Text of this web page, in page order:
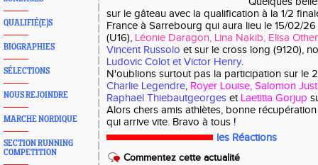
QUALIFIÉ(E)S
BIOGRAPHIES
SÉLECTIONS
NOUS REJOINDRE
MARCHE NORDIQUE
SECTION RUNNING
COMPETITION
sur le gâteau avec la qualification à la 1/2
France à Sarrebourg qui aura lieu le 15/02/
(U16), Léonie Daragon, Lina Nakib, Elisa
Vincent Russolo et sur le cross long (9120),
Ludovic Colot et Victor Henry.
N'oublions surtout pas la participation sur le
Charlie Legendre, Royer Louise, Salomon
Raphaël Thiebautgeorges et Laetitia Gorjup
Alors chers amis athlètes, bonne
qui arrive vite. Bravo à tous !
les Réactions
Commentez cette actualité